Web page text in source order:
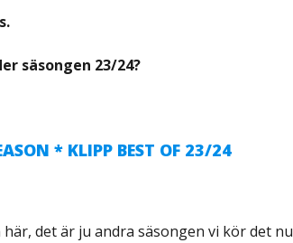
säsongen 23/24?
* KLIPP BEST OF 23/24
det är ju andra säsongen vi kör det